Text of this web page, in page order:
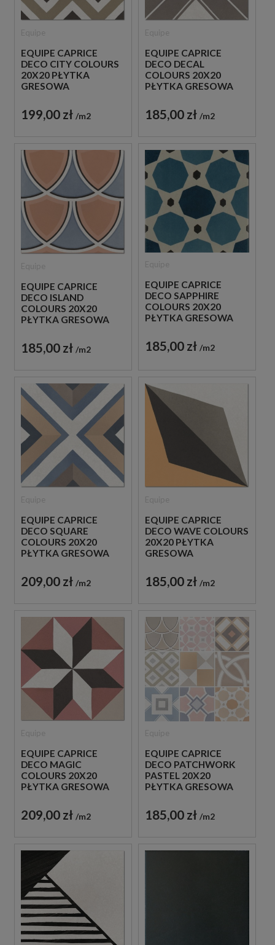
EQUIPE CAPRICE
DECO CITY COLOURS
20X20 PŁYTKA
GRESOWA
199,00 zł m2
EQUIPE CAPRICE
DECO DECAL
COLOURS 20X20
PŁYTKA GRESOWA
185,00 zł m2
EQUIPE CAPRICE
DECO ISLAND
COLOURS 20X20
PŁYTKA GRESOWA
185,00 zł m2
EQUIPE CAPRICE
DECO SAPPHIRE
COLOURS 20X20
PŁYTKA GRESOWA
185,00 zł m2
EQUIPE CAPRICE
DECO SQUARE
COLOURS 20X20
PŁYTKA GRESOWA
209,00 zł m2
EQUIPE CAPRICE
DECO WAVE COLOURS
20X20 PŁYTKA
GRESOWA
185,00 zł m2
EQUIPE CAPRICE
DECO MAGIC
COLOURS 20X20
PŁYTKA GRESOWA
209,00 zł m2
EQUIPE CAPRICE
DECO PATCHWORK
PASTEL 20X20
PŁYTKA GRESOWA
185,00 zł m2